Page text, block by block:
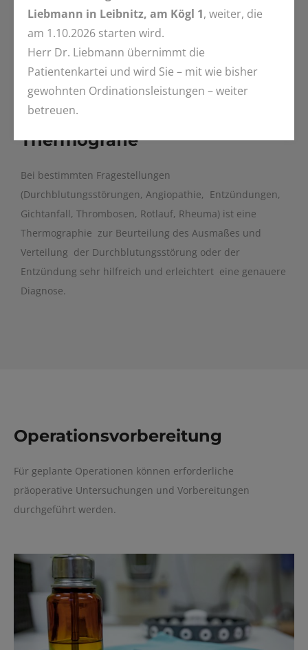
Liebmann in Leibnitz, am Kögl 1, weiter, die
am 1.10.2026 starten wird.
Herr Dr. Liebmann übernimmt die
Patientenkartei und wird Sie – mit wie bisher
gewohnten Ordinationsleistungen – weiter
betreuen.
Thermografie
Bei bestimmten Fragestellungen
(Durchblutungsstörungen, Angiopathie, Entzündungen,
Gichtanfall, Thrombosen, Rotlauf, Rheuma) ist eine
Thermographie zur Beurteilung des Ausmaßes und
Verteilung der Durchblutungsstörung oder der
Entzündung sehr hilfreich und erleichtert eine genauere
Diagnose.
Operationsvorbereitung
Für geplante Operationen können erforderliche
präoperative Untersuchungen und Vorbereitungen
durchgeführt werden.